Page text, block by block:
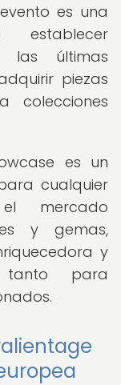
es una
establecer
las últimas
piezas
colecciones
es un
cualquier
mercado
y gemas,
y
tanto para